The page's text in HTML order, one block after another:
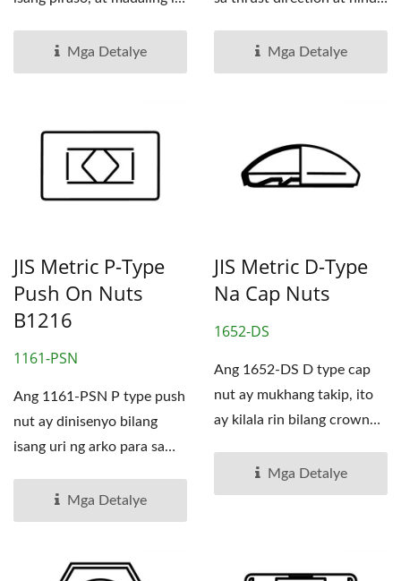
Mga Detalye
Mga Detalye
JIS Metric P-Type
Push On Nuts
B1216
1161-PSN
Ang 1161-PSN P type push
nut ay dinisenyo bilang
isang uri ng arko para sa
Mga Detalye
JIS Metric D-Type
Na Cap Nuts
1652-DS
Ang 1652-DS D type cap
nut ay mukhang takip, ito
ay kilala rin bilang crown
Mga Detalye